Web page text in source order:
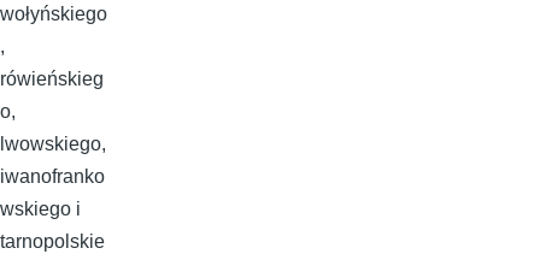
wołyńskiego
,
rówieńskieg
o,
lwowskiego,
iwanofranko
wskiego i
tarnopolskie